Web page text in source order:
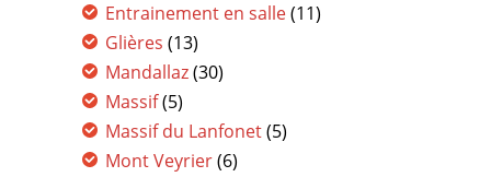
Entrainement en salle(11)
Glières (13)
Mandallaz(30)
Massif(5)
Massif du Lanfonet(5)
Mont Veyrier(6)